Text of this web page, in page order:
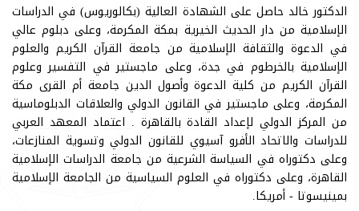
الدكتور خالد حاصل على الشهادة العالية (بكالوريوس) في الدراسات
الإسلامية من دار الحديث الخيرية بمكة المكرمة، وعلى دبلوم عالي
في الدعوة والثقافة الإسلامية من جامعة القرآن الكريم والعلوم
الإسلامية بالخرطوم في جدة، وعلى ماجستير في التفسير وعلوم
القرآن الكريم من كلية الدعوة وأصول الدين جامعة أم القرى مكة
المكرمة، وعلى ماجستير في القانون الدولي والعلاقات الدبلوماسية
من المركز الدولي لإعداد القادة بالقاهرة . اعتماد المعهد العربي
للدراسات والاتحاد الأفرو آسيوي للقانون الدولي وتسوية المنازعات،
وعلى دكتوراه في السياسة الشرعية من جامعة الدراسات الإسلامية
القاهرة، وعلى دكتوراه في العلوم السياسية من الجامعة الإسلامية
بمينيسوتا - أمريكا.